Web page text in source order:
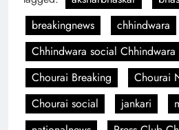
breakingnews
chhindwara
Chhindwara social Chhindwara
Chourai Breaking
Chourai
Chourai social
jankari